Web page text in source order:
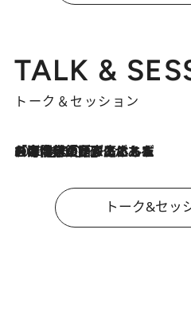
TALK &
トーク＆セッション
2026.8.3
「今後値上げがあるとすれば…」「リスクがあるのは今年の冬」エネルギー専門家が語る、ホルムズ海峡封鎖が家庭にもたらす“ある心配”
トーク&セッ